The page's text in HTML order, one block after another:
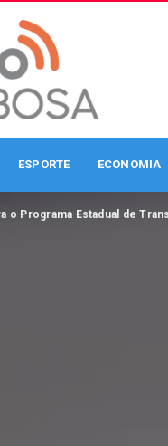
ESPORTE ECONOMIA
o Programa Estadual de